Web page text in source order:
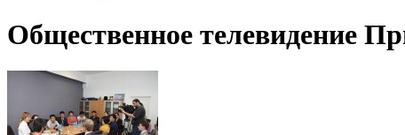
Общественное телевидение